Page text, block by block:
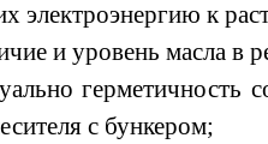
электроэнергию к
и уровень масла в
герметичность
с бункером;